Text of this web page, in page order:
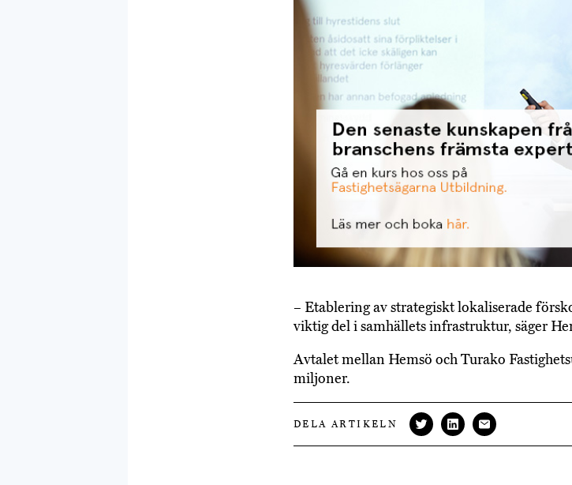
– Etablering av strategiskt lokaliserade
viktig del i samhällets infrastruktur, säger
Avtalet mellan Hemsö och Turako
miljoner.
DELA ARTIKELN